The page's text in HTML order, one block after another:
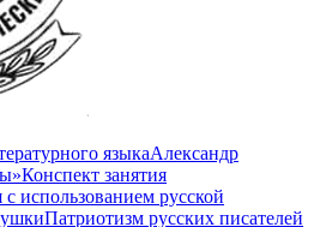
языкаАлександр
Конспект занятия
с использованием русской
Патриотизм русских писателей